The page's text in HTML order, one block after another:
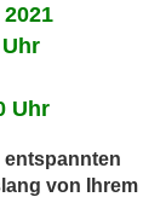
Uhr
entspannten
von Ihrem